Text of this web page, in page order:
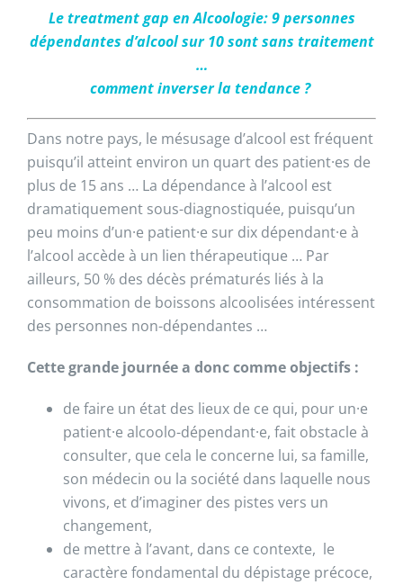
Le treatment gap en Alcoologie: 9 personnes
dépendantes d’alcool sur 10 sont sans traitement
…
comment inverser la tendance ?
Dans notre pays, le mésusage d’alcool est fréquent
puisqu’il atteint environ un quart des patient·es de
plus de 15 ans … La dépendance à l’alcool est
dramatiquement sous-diagnostiquée, puisqu’un
peu moins d’un·e patient·e sur dix dépendant·e à
l’alcool accède à un lien thérapeutique … Par
ailleurs, 50 % des décès prématurés liés à la
consommation de boissons alcoolisées intéressent
des personnes non-dépendantes …
Cette grande journée a donc comme objectifs :
de faire un état des lieux de ce qui, pour un·e
patient·e alcoolo-dépendant·e, fait obstacle à
consulter, que cela le concerne lui, sa famille,
son médecin ou la société dans laquelle nous
vivons, et d’imaginer des pistes vers un
changement,
de mettre à l’avant, dans ce contexte, le
caractère fondamental du dépistage précoce,